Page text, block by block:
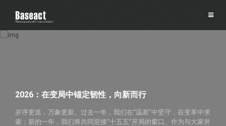
2026：在变局中锚定韧性，向新而行
岁序更迭，万象更新。过去一年，我们在“温差”中坚守，在变革中求
索；新的一年，我们将共同迎接“十五五”开局的窗口。作为与大家并